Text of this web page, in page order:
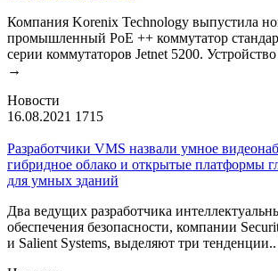
Компания Korenix Technology выпустила
промышленный PoE ++ коммутатор
серии коммутаторов Jetnet 5200.
→
Новости
16.08.2021 1715
Разработчики VMS назвали умное
гибридное облако и открытые платформы
для умных зданий
Два ведущих разработчика
обеспечения безопасности, компании
и Salient Systems, выделяют три тенденции..